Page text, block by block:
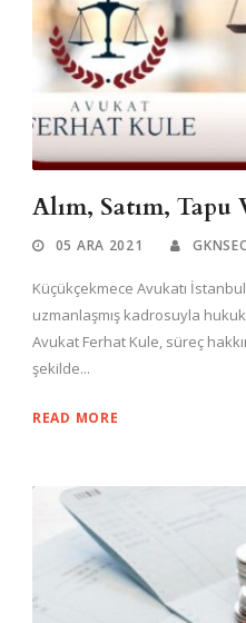
Alım, Satım,
05 ARA 2021
Küçükçekmece Avukatı
uzmanlaşmış kadrosuyla
Avukat Ferhat Kule, süreç
şekilde...
READ MORE